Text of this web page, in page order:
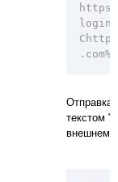
Отправка
текстом
внешнем